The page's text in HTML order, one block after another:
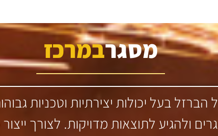
מסגרבמרכז
הברזל בעל יכולות יצירתיות וטכניות
ולהגיע לתוצאות מדויקות. לצורך